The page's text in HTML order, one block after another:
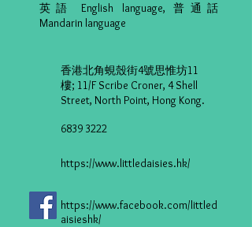
英語 English language, 普通話
Mandarin language
​香港北角蜆殼街4號思惟坊11
樓; 11/F Scribe Croner, 4 Shell
Street, North Point, Hong Kong.
6839 3222
https://www.littledaisies.hk/
https://www.facebook.com/littled
aisieshk/